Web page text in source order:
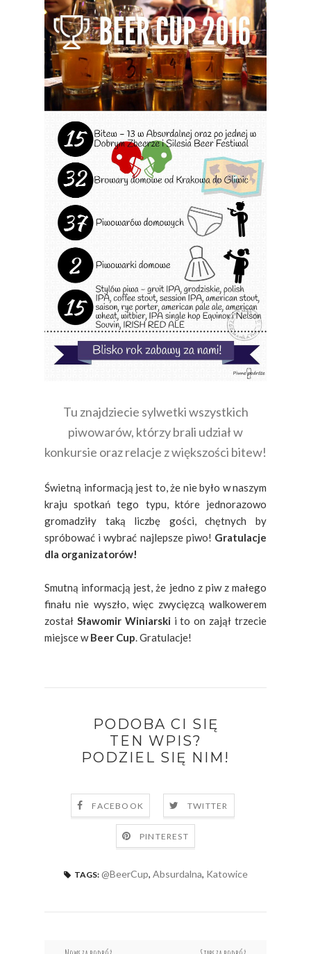
Tu znajdziecie sylwetki wszystkich
piwowarów, którzy brali udział w
konkursie oraz relacje z większości bitew!
Świetną informacją jest to, że nie było w naszym
kraju spotkań tego typu, które jednorazowo
gromadziły taką liczbę gości, chętnych by
spróbować i wybrać najlepsze piwo! Gratulacje
dla organizatorów!
Smutną informacją jest, że jedno z piw z małego
finału nie wyszło, więc zwycięzcą walkowerem
został Sławomir Winiarski i to on zajął trzecie
miejsce wBeer Cup. Gratulacje!
PODOBA CI SIĘ
TEN WPIS?
PODZIEL SIĘ NIM!
FACEBOOK TWITTER
PINTEREST
TAGS: @BeerCup, Absurdalna, Katowice